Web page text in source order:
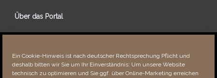
Ein Cookie-Hinweis ist nach deutscher Rechtsprechung Pflicht und
deshalb bitten wir Sie um Ihr Einverständnis: Um unsere Website
technisch zu optimieren und Sie ggf. über Online-Marketing erreichen
Über das Portal
Über dieses Portal
Fehler bemerkt?